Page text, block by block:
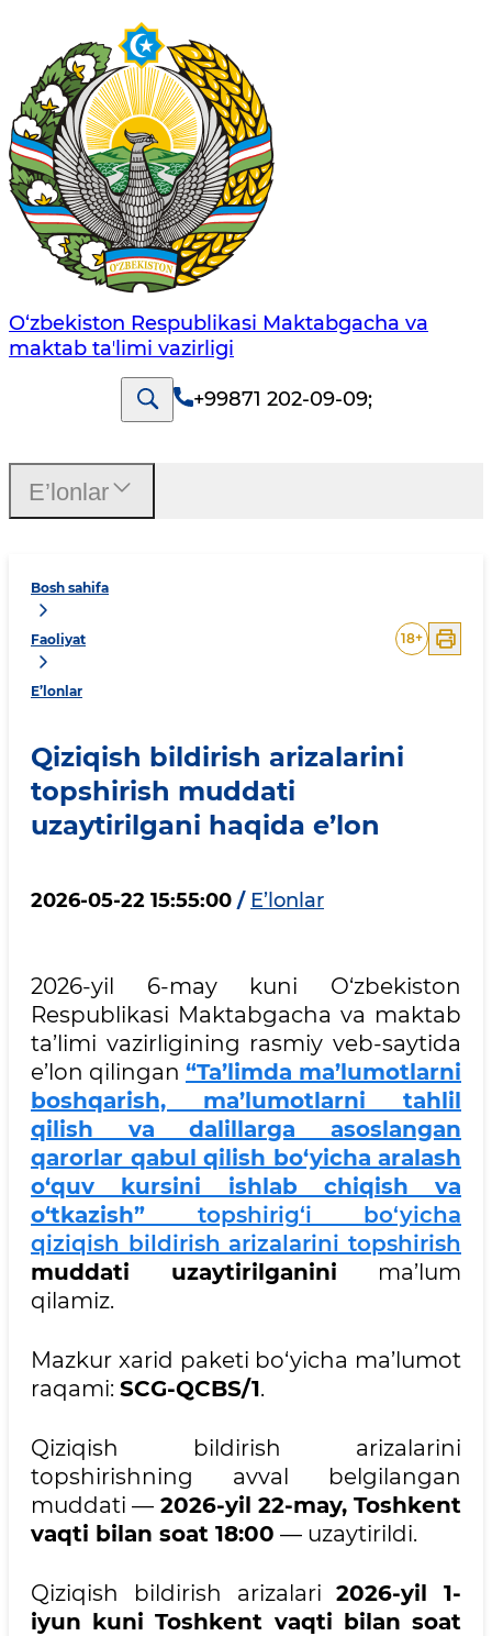
O‘zbekiston Respublikasi Maktabgacha va
maktab taʼlimi vazirligi
+99871 202-09-09;
Bosh sahifa
Faoliyat
E’lonlar
18+
Qiziqish bildirish arizalarini
topshirish muddati
uzaytirilgani haqida e’lon
2026-05-22 15:55:00 / E’lonlar
2026-yil 6-may kuni O‘zbekiston
Respublikasi Maktabgacha va maktab
ta’limi vazirligining rasmiy veb-saytida
e’lon qilingan “Ta’limda ma’lumotlarni
boshqarish, ma’lumotlarni tahlil
qilish va dalillarga asoslangan
qarorlar qabul qilish bo‘yicha aralash
o‘quv kursini ishlab chiqish va
o‘tkazish” topshirig‘i bo‘yicha
qiziqish bildirish arizalarini topshirish
muddati uzaytirilganini ma’lum
qilamiz.
Mazkur xarid paketi bo‘yicha ma’lumot
raqami: SCG-QCBS/1.
Qiziqish bildirish arizalarini
topshirishning avval belgilangan
muddati — 2026-yil 22-may, Toshkent
vaqti bilan soat 18:00 — uzaytirildi.
Qiziqish bildirish arizalari2026-yil 1-
iyun kuni Toshkent vaqti bilan soat
E’lonlar